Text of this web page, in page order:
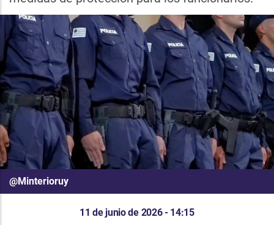
@Minterioruy
11 de junio de 2026 - 14:15